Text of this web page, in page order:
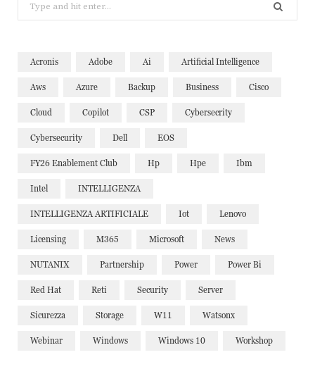
for:
Acronis Adobe Ai Artificial Intelligence
Aws Azure Backup Business Cisco
Cloud Copilot CSP Cybersecrity
Cybersecurity Dell EOS
FY26 Enablement Club Hp Hpe Ibm
Intel INTELLIGENZA
INTELLIGENZA ARTIFICIALE Iot Lenovo
Licensing M365 Microsoft News
NUTANIX Partnership Power Power Bi
Red Hat Reti Security Server
Sicurezza Storage W11 Watsonx
Webinar Windows Windows 10 Workshop